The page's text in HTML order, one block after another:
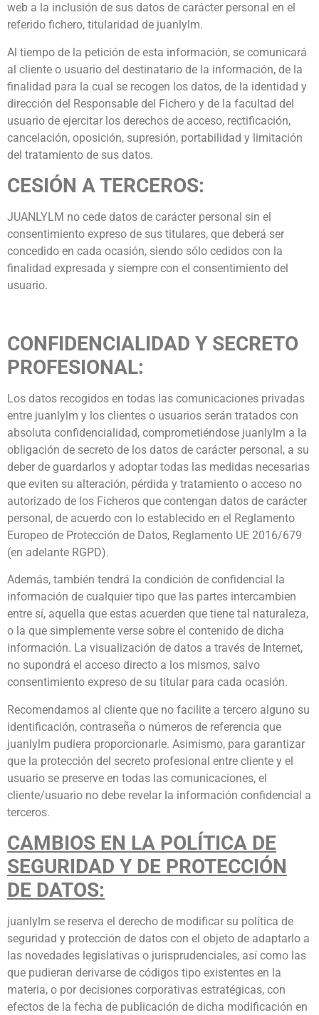
web a la inclusión de sus datos de carácter personal en el
referido fichero, titularidad de juanlylm.
Al tiempo de la petición de esta información, se comunicará
al cliente o usuario del destinatario de la información, de la
finalidad para la cual se recogen los datos, de la identidad y
dirección del Responsable del Fichero y de la facultad del
usuario de ejercitar los derechos de acceso, rectificación,
cancelación, oposición, supresión, portabilidad y limitación
del tratamiento de sus datos.
CESIÓN A TERCEROS:
JUANLYLM no cede datos de carácter personal sin el
consentimiento expreso de sus titulares, que deberá ser
concedido en cada ocasión, siendo sólo cedidos con la
finalidad expresada y siempre con el consentimiento del
usuario.
CONFIDENCIALIDAD Y SECRETO
PROFESIONAL:
Los datos recogidos en todas las comunicaciones privadas
entre juanlylm y los clientes o usuarios serán tratados con
absoluta confidencialidad, comprometiéndose juanlylm a la
obligación de secreto de los datos de carácter personal, a su
deber de guardarlos y adoptar todas las medidas necesarias
que eviten su alteración, pérdida y tratamiento o acceso no
autorizado de los Ficheros que contengan datos de carácter
personal, de acuerdo con lo establecido en el Reglamento
Europeo de Protección de Datos, Reglamento UE 2016/679
(en adelante RGPD).
Además, también tendrá la condición de confidencial la
información de cualquier tipo que las partes intercambien
entre sí, aquella que estas acuerden que tiene tal naturaleza,
o la que simplemente verse sobre el contenido de dicha
información. La visualización de datos a través de Internet,
no supondrá el acceso directo a los mismos, salvo
consentimiento expreso de su titular para cada ocasión.
Recomendamos al cliente que no facilite a tercero alguno su
identificación, contraseña o números de referencia que
juanlylm pudiera proporcionarle. Asimismo, para garantizar
que la protección del secreto profesional entre cliente y el
usuario se preserve en todas las comunicaciones, el
cliente/usuario no debe revelar la información confidencial a
terceros.
CAMBIOS EN LA POLÍTICA DE
SEGURIDAD Y DE PROTECCIÓN
DE DATOS:
juanlylm se reserva el derecho de modificar su política de
seguridad y protección de datos con el objeto de adaptarlo a
las novedades legislativas o jurisprudenciales, así como las
que pudieran derivarse de códigos tipo existentes en la
materia, o por decisiones corporativas estratégicas, con
efectos de la fecha de publicación de dicha modificación en